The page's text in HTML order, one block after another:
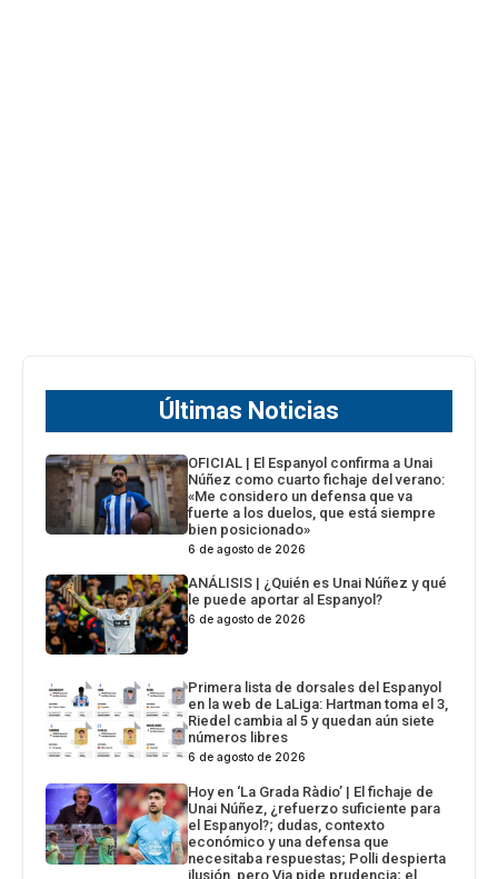
Últimas Noticias
OFICIAL | El Espanyol confirma a Unai
Núñez como cuarto fichaje del verano:
«Me considero un defensa que va
fuerte a los duelos, que está siempre
bien posicionado»
6 de agosto de 2026
ANÁLISIS | ¿Quién es Unai Núñez y qué
le puede aportar al Espanyol?
6 de agosto de 2026
Primera lista de dorsales del Espanyol
en la web de LaLiga: Hartman toma el 3,
Riedel cambia al 5 y quedan aún siete
números libres
6 de agosto de 2026
Hoy en ‘La Grada Ràdio’ | El fichaje de
Unai Núñez, ¿refuerzo suficiente para
el Espanyol?; dudas, contexto
económico y una defensa que
necesitaba respuestas; Polli despierta
ilusión, pero Via pide prudencia; el